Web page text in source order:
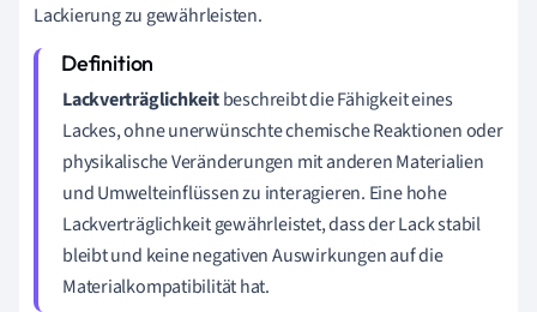
Lackierung zu gewährleisten.
Lackverträglichkeitbeschreibt die Fähigkeit eines
Lackes, ohne unerwünschte chemische Reaktionen oder
physikalische Veränderungen mit anderen Materialien
und Umwelteinflüssen zu interagieren. Eine hohe
Lackverträglichkeit gewährleistet, dass der Lack stabil
bleibt und keine negativen Auswirkungen auf die
Materialkompatibilität hat.